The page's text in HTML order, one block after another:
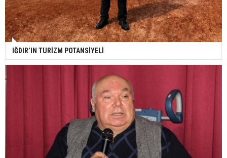
IĞDIR’IN TURİZM POTANSİYELİ